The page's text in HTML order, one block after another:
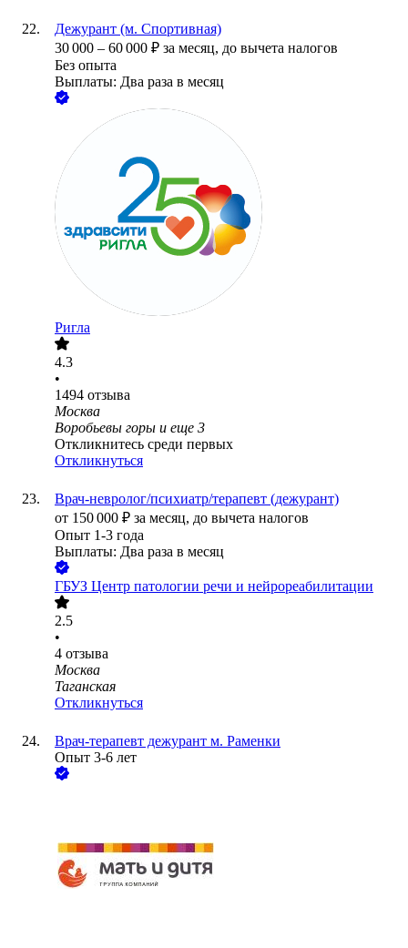
Дежурант (м. Спортивная)
30 000 – 60 000 ₽ за месяц, до вычета налогов
Без опыта
Выплаты: Два раза в месяц
Ригла
4.3
•
1494 отзыва
Москва
Воробьевы горы и еще 3
Откликнитесь среди первых
Откликнуться
Врач-невролог/психиатр/терапевт (дежурант)
от 150 000 ₽ за месяц, до вычета налогов
Опыт 1-3 года
Выплаты: Два раза в месяц
ГБУЗ Центр патологии речи и нейрореабилитации
2.5
•
4 отзыва
Москва
Таганская
Откликнуться
Врач-терапевт дежурант м. Раменки
Опыт 3-6 лет